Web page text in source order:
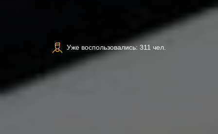
Уже воспользовались: 311 чел.